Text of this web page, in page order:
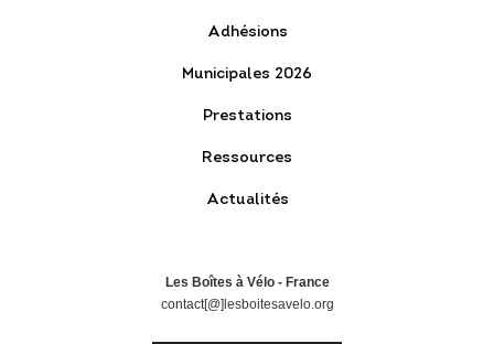
Adhésions
Municipales 2026
Prestations
Ressources
Actualités
Les Boîtes à Vélo - France
contact[@]lesboitesavelo.org